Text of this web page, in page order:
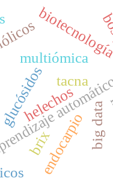
big data
multiómica
helechos
brixendocarpio
tacna